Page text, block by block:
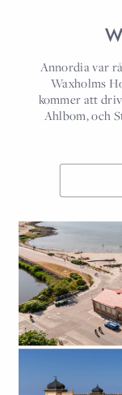
Annordia var
Waxholms
kommer att
Ahlbom, och